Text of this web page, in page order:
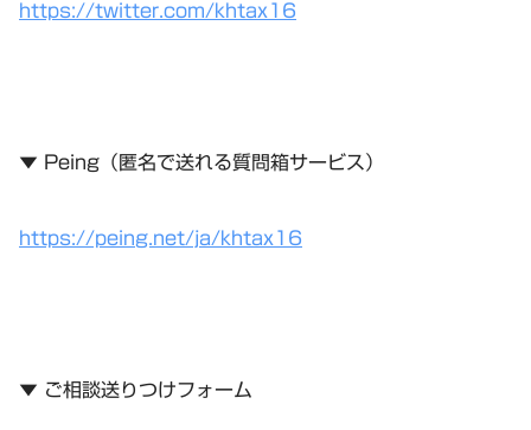
https://twitter.com/khtax16
▼ Peing（匿名で送れる質問箱サービス）
https://peing.net/ja/khtax16
▼ ご相談送りつけフォーム